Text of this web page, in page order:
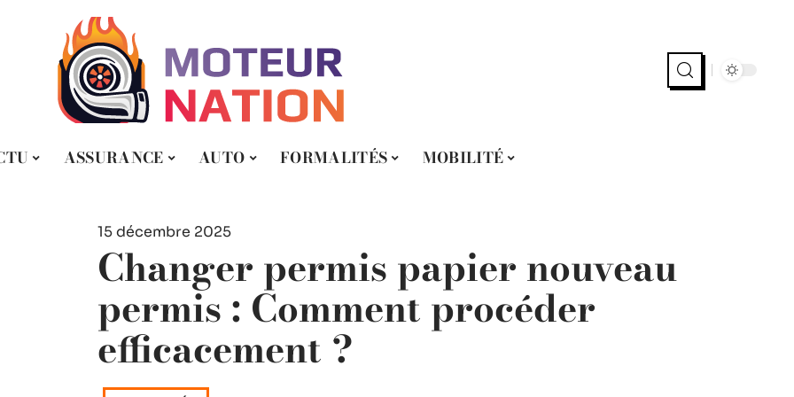
ASSURANCE AUTO FORMALITÉS MOBILITÉ
15 décembre 2025
Changer permis papier nouveau
permis : Comment procéder
efficacement ?